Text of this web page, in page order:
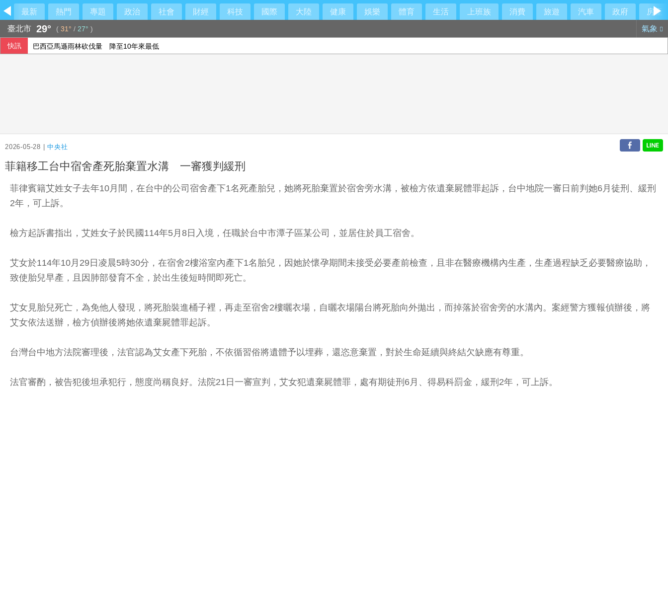
最新 熱門 專題 政治 社會 財經 科技 國際 大陸 健康 娛樂 體育 生活 上班族 消費 旅遊 汽車 政府
房產
臺北市 29° ( 31° / 27° ) 氣象
快訊 巴西亞馬遜雨林砍伐量 降至10年來最低
2026-05-28 |中央社
菲籍移工台中宿舍產死胎棄置水溝 一審獲判緩刑
菲律賓籍艾姓女子去年10月間，在台中的公司宿舍產下1名死產胎兒，她將死胎棄置於宿舍旁水溝，被檢方依遺棄屍體罪起訴，台中地院一審日前判她6月徒刑、緩刑
2年，可上訴。
檢方起訴書指出，艾姓女子於民國114年5月8日入境，任職於台中市潭子區某公司，並居住於員工宿舍。
艾女於114年10月29日凌晨5時30分，在宿舍2樓浴室內產下1名胎兒，因她於懷孕期間未接受必要產前檢查，且非在醫療機構內生產，生產過程缺乏必要醫療協助，
致使胎兒早產，且因肺部發育不全，於出生後短時間即死亡。
艾女見胎兒死亡，為免他人發現，將死胎裝進桶子裡，再走至宿舍2樓曬衣場，自曬衣場陽台將死胎向外拋出，而掉落於宿舍旁的水溝內。案經警方獲報偵辦後，將
艾女依法送辦，檢方偵辦後將她依遺棄屍體罪起訴。
台灣台中地方法院審理後，法官認為艾女產下死胎，不依循習俗將遺體予以埋葬，還恣意棄置，對於生命延續與終結欠缺應有尊重。
法官審酌，被告犯後坦承犯行，態度尚稱良好。法院21日一審宣判，艾女犯遺棄屍體罪，處有期徒刑6月、得易科罰金，緩刑2年，可上訴。